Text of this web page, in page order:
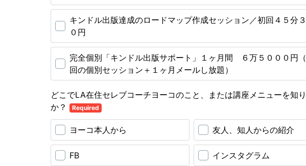
キンドル出版達成のロードマップ作成セッション／初回４５分
０円
完全個別「キンドル出版サポート」１ヶ月間 ６万５０００円
回の個別セッション＋１ヶ月メールし放題）
どこでLA在住セレブコーチヨーコのこと、または講座メニューを知
か？
Required
ヨーコ本人から 友人、知人からの紹介
FB インスタグラム